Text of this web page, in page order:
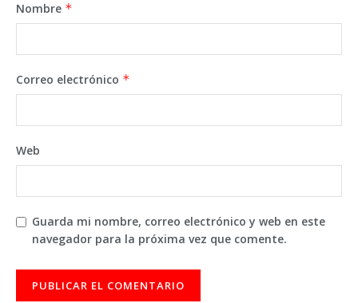
Nombre *
Correo electrónico *
Web
Guarda mi nombre, correo electrónico y web en este
navegador para la próxima vez que comente.